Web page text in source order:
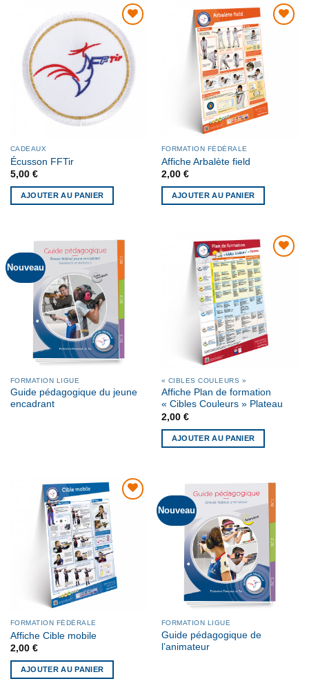
AJOUTER
À MA
LISTE DE
SOUHAITS
CADEAUX
Écusson FFTir
5,00 €
AJOUTER AU PANIER
AJOUTER
À MA
LISTE DE
SOUHAITS
FORMATION FÉDÉRALE
Affiche Arbalète field
2,00 €
AJOUTER AU PANIER
Nouveau
FORMATION LIGUE
Guide pédagogique du jeune
encadrant
AJOUTER
À MA
LISTE DE
SOUHAITS
« CIBLES COULEURS »
Affiche Plan de formation
« Cibles Couleurs » Plateau
2,00 €
AJOUTER AU PANIER
AJOUTER
À MA
LISTE DE
SOUHAITS
FORMATION FÉDÉRALE
Affiche Cible mobile
2,00 €
AJOUTER AU PANIER
Nouveau
FORMATION LIGUE
Guide pédagogique de
l’animateur